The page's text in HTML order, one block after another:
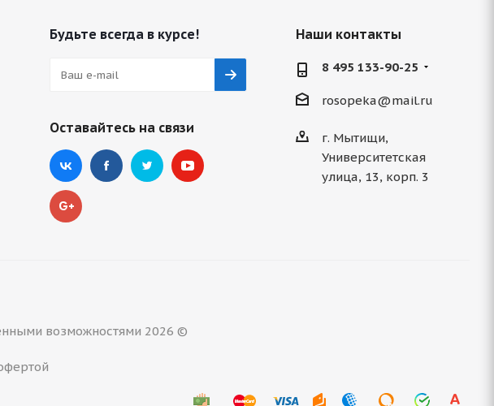
Будьте всегда в курсе!
Оставайтесь на связи
Наши контакты
8 495 133-90-25
rosopeka@mail.ru
г. Мытищи,
Университетская
улица, 13, корп. 3
возможностями 2026 ©